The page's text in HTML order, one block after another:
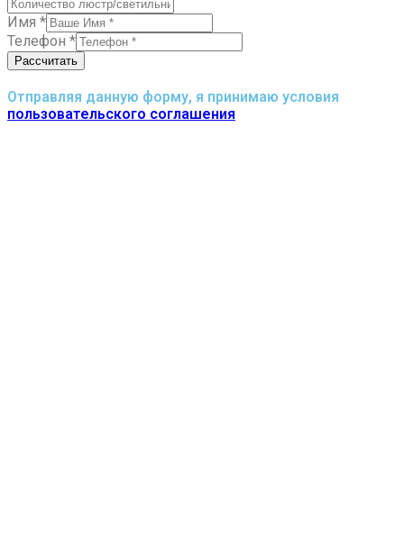
Имя *
Телефон *
Рассчитать
Отправляя данную форму, я принимаю условия
пользовательского соглашения